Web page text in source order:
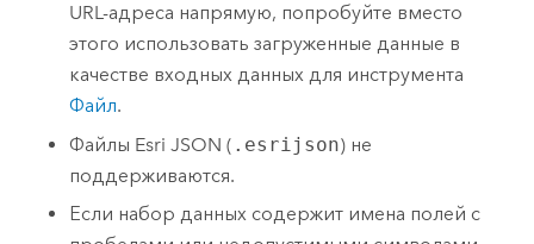
URL-адреса напрямую, попробуйте вместо
этого использовать загруженные данные в
качестве входных данных для инструмента
Файл.
Файлы Esri JSON ( .esrijson) не
поддерживаются.
Если набор данных содержит имена полей с